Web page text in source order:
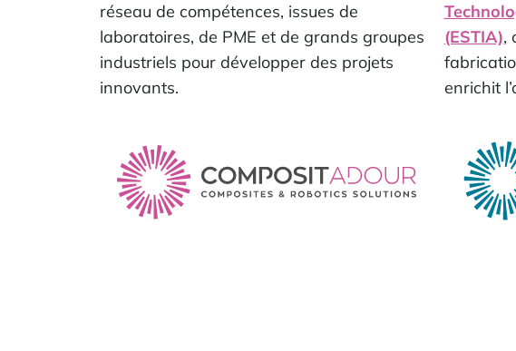
réseau de compétences, issues de
laboratoires, de PME et de grands groupes
industriels pour développer des projets
innovants.
(ESTIA),
enrichit